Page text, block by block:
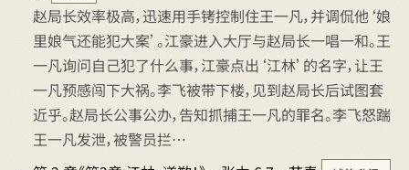
赵局长效率极高，迅速用手铐控制住王一凡，并调侃他‘娘
里娘气还能犯大案’。江豪进入大厅与赵局长一唱一和。王
一凡询问自己犯了什么事，江豪点出‘江林’的名字，让王
一凡预感闯下大祸。李飞被带下楼，见到赵局长后试图套
近乎。赵局长公事公办，告知抓捕王一凡的罪名。李飞怒踹
王一凡发泄，被警员拦…